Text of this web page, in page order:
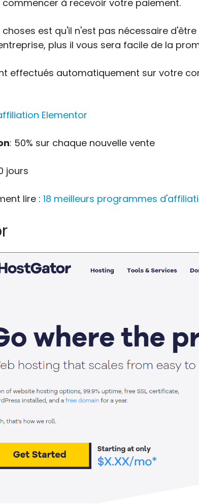
commencer à recevoir votre paiement.
choses est qu'il n'est pas nécessaire
plus il vous sera facile de la
effectués automatiquement sur votre
Elementor
: 50% sur chaque nouvelle vente
jours
lire : 18 meilleurs programmes